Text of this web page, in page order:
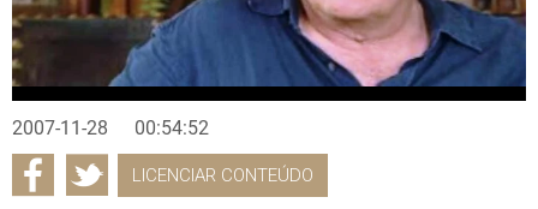
2007-11-28 00:54:52
LICENCIAR CONTEÚDO